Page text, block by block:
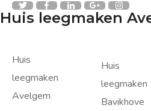
Huis leegmaken
Huis
leegmaken
Avelgem
Huis
leegmaken
Bavikhove